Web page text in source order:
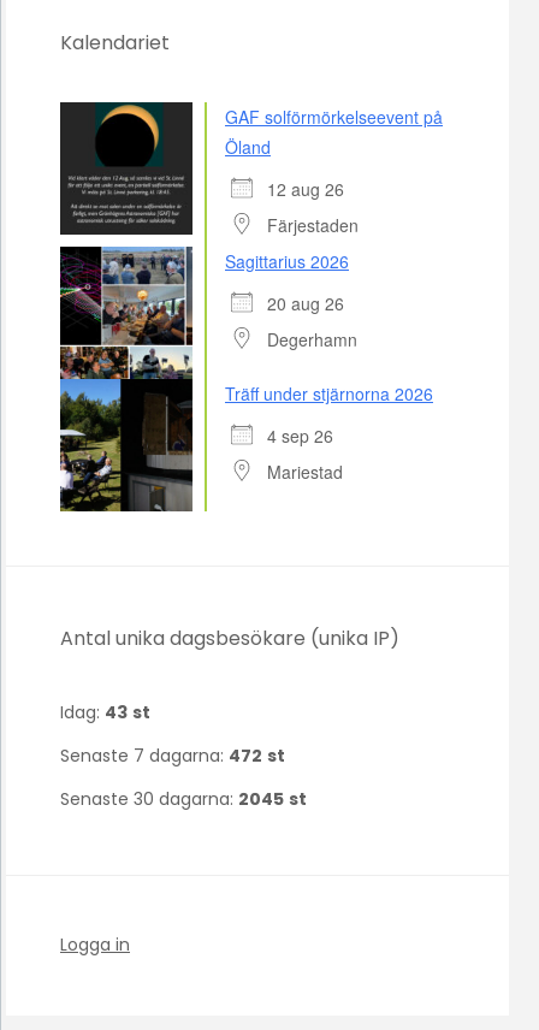
Kalendariet
GAF solförmörkelseevent på
Öland
12 aug 26
Färjestaden
Sagittarius 2026
20 aug 26
Degerhamn
Träff under stjärnorna 2026
4 sep 26
Mariestad
Antal unika dagsbesökare (unika IP)
Idag: 43 st
Senaste 7 dagarna: 472 st
Senaste 30 dagarna: 2045 st
Logga in